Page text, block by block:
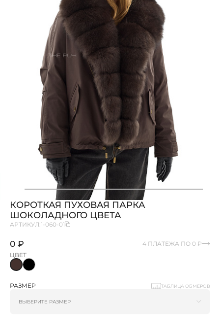
КОРОТКАЯ ПУХОВАЯ ПАРКА
ШОКОЛАДНОГО ЦВЕТА
АРТИКУЛ:1-060-01
0 ₽
4 ПЛАТЕЖА ПО 0 ₽
ЦВЕТ
РАЗМЕР ТАБЛИЦА ОБМЕРОВ